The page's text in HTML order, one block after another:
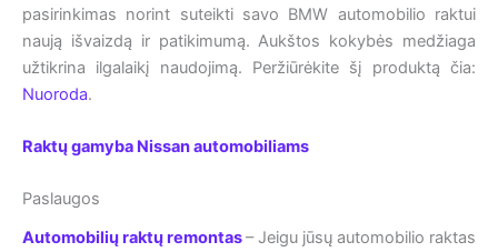
pasirinkimas norint suteikti savo BMW automobilio raktui
naują išvaizdą ir patikimumą. Aukštos kokybės medžiaga
užtikrina ilgalaikį naudojimą. Peržiūrėkite šį produktą čia:
Nuoroda.
Raktų gamyba Nissan automobiliams
Paslaugos
Automobilių raktų remontas– Jeigu jūsų automobilio raktas